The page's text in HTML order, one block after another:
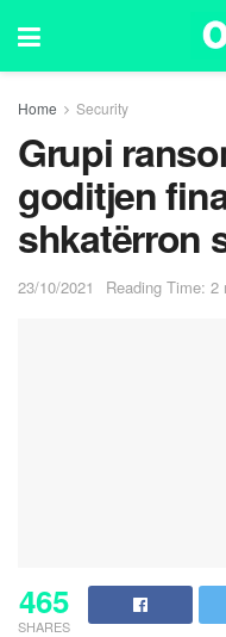
Home Security
Grupi
goditjen
shkatërron
23/10/2021 Reading Time: 2
465
SHARES